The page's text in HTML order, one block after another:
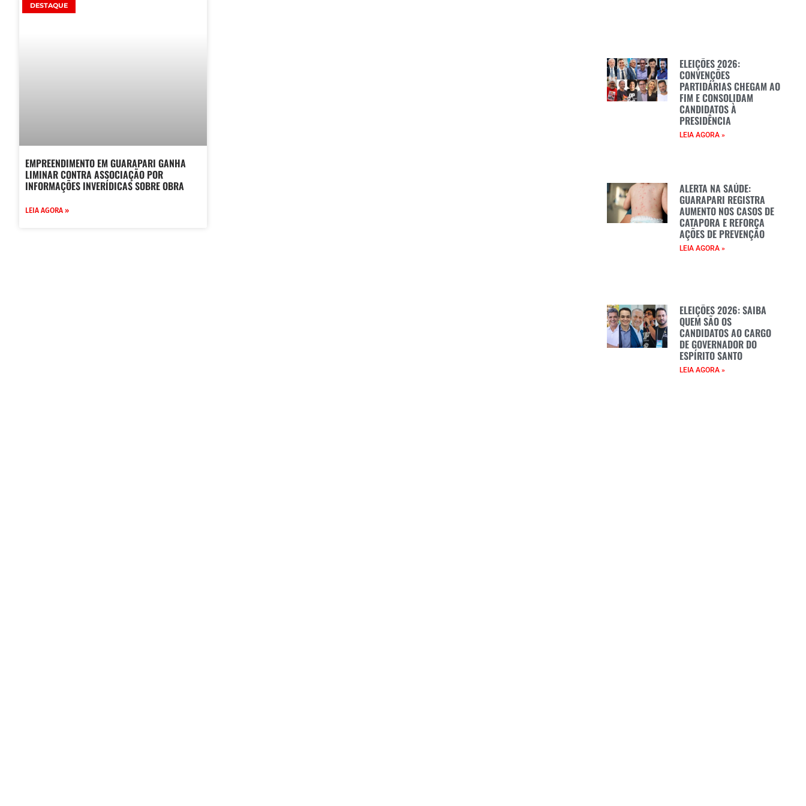
DESTAQUE
EMPREENDIMENTO EM GUARAPARI GANHA
LIMINAR CONTRA ASSOCIAÇÃO POR
INFORMAÇÕES INVERÍDICAS SOBRE OBRA
LEIA AGORA »
ELEIÇÕES 2026:
CONVENÇÕES
PARTIDÁRIAS CHEGAM AO
FIM E CONSOLIDAM
CANDIDATOS À
PRESIDÊNCIA
LEIA AGORA »
ALERTA NA SAÚDE:
GUARAPARI REGISTRA
AUMENTO NOS CASOS DE
CATAPORA E REFORÇA
AÇÕES DE PREVENÇÃO
LEIA AGORA »
ELEIÇÕES 2026: SAIBA
QUEM SÃO OS
CANDIDATOS AO CARGO
DE GOVERNADOR DO
ESPÍRITO SANTO
LEIA AGORA »